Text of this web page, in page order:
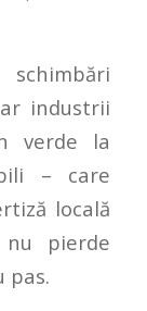
industrii
verde la
– care
locală
nu pierde
pas.